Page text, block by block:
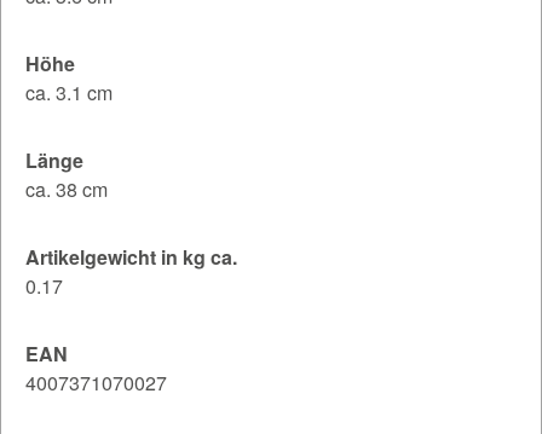
Höhe
ca. 3.1 cm
Länge
ca. 38 cm
Artikelgewicht in kg ca.
0.17
EAN
4007371070027